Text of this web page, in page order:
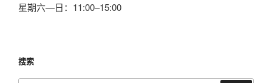
星期六—日：11:00–15:00
搜索